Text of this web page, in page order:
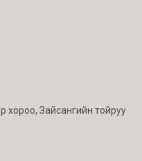
хороо, Зайсангийн тойруу